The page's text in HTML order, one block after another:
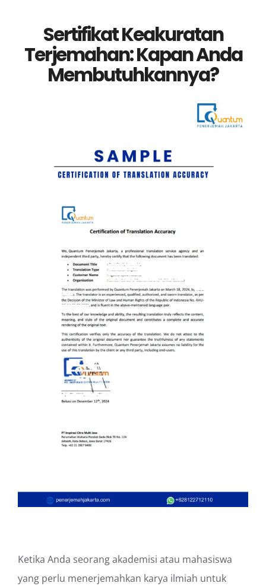
Sertifikat Keakuratan
Terjemahan: Kapan Anda
Membutuhkannya?
Ketika Anda seorang akademisi atau mahasiswa
yang perlu menerjemahkan karya ilmiah untuk